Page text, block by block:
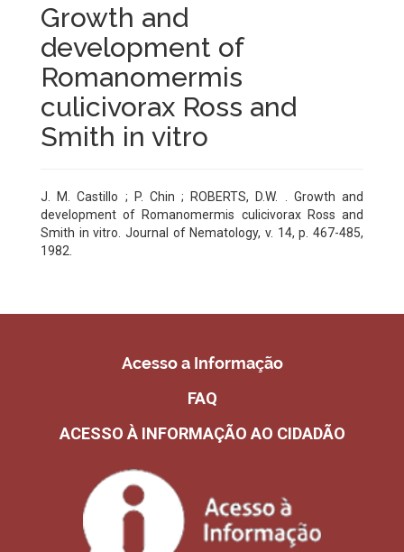
Growth and
development of
Romanomermis
culicivorax Ross and
Smith in vitro
J. M. Castillo ; P. Chin ; ROBERTS, D.W. . Growth and
development of Romanomermis culicivorax Ross and
Smith in vitro. Journal of Nematology, v. 14, p. 467-485,
1982.
Acesso a Informação
FAQ
ACESSO À INFORMAÇÃO AO CIDADÃO